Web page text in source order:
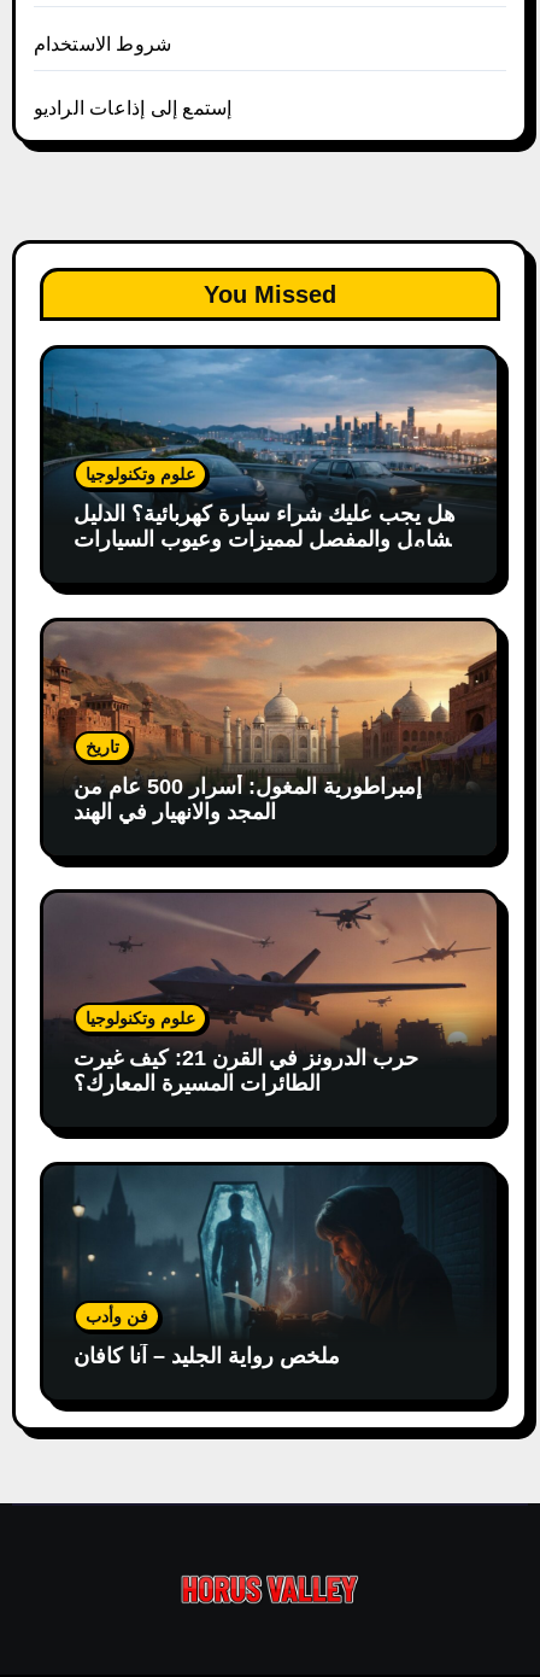
شروط الاستخدام
إستمع إلى إذاعات الراديو
You Missed
علوم وتكنولوجيا
هل يجب عليك شراء سيارة كهربائية؟ الدليل
الشامل والمفصل لمميزات وعيوب السيارات
تاريخ
إمبراطورية المغول: أسرار 500 عام من
المجد والانهيار في الهند
علوم وتكنولوجيا
حرب الدرونز في القرن 21: كيف غيرت
الطائرات المسيرة المعارك؟
فن وأدب
ملخص رواية الجليد – آنا كافان